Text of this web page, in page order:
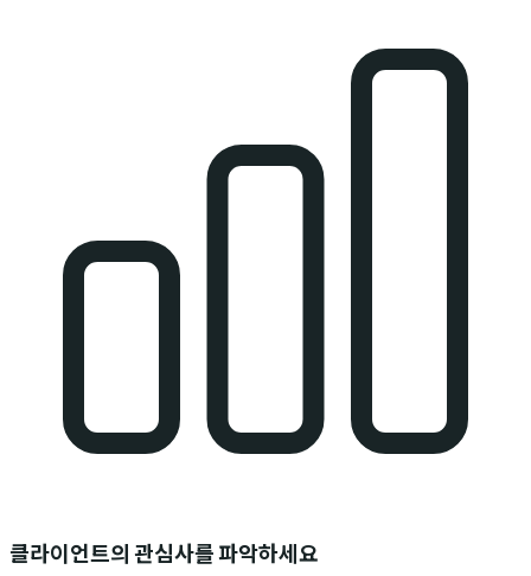
클라이언트의 관심사를 파악하세요